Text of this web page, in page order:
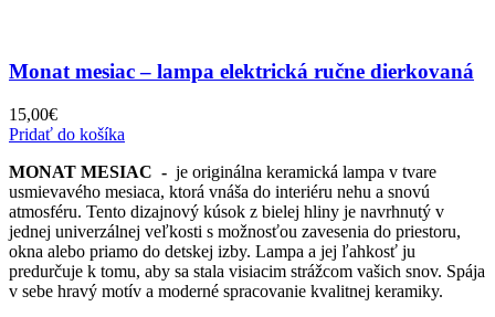
Monat mesiac – lampa elektrická ručne dierkovaná
15,00€
Pridať do košíka
MONAT MESIAC - je originálna keramická lampa v tvare
usmievavého mesiaca, ktorá vnáša do interiéru nehu a snovú
atmosféru. Tento dizajnový kúsok z bielej hliny je navrhnutý v
jednej univerzálnej veľkosti s možnosťou zavesenia do priestoru,
okna alebo priamo do detskej izby. Lampa a jej ľahkosť ju
predurčuje k tomu, aby sa stala visiacim strážcom vašich snov. Spája
v sebe hravý motív a moderné spracovanie kvalitnej keramiky.